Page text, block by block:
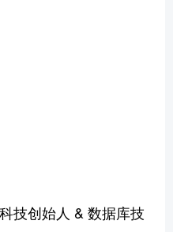
技创始人 & 数据库技